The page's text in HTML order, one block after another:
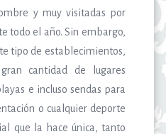
y muy visitadas por
todo el año. Sin embargo,
tipo de establecimientos,
cantidad de lugares
e incluso sendas para
o cualquier deporte
que la hace única, tanto